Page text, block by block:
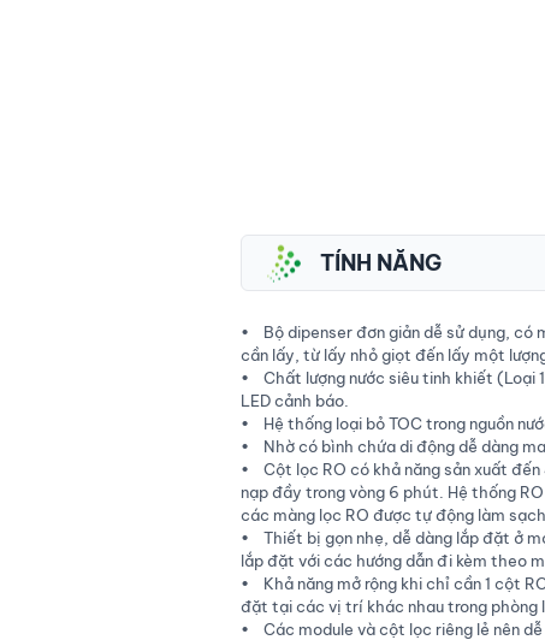
TÍNH NĂNG
• Bộ dipenser đơn giản dễ sử dụng, có
cần lấy, từ lấy nhỏ giọt đến lấy một
• Chất lượng nước siêu tinh khiết (Loại
LED cảnh báo.
• Hệ thống loại bỏ TOC trong nguồn
• Nhờ có bình chứa di động dễ dàng
• Cột lọc RO có khả năng sản xuất
nạp đầy trong vòng 6 phút. Hệ thống
các màng lọc RO được tự động làm sạch.
• Thiết bị gọn nhẹ, dễ dàng lắp đặt ở
lắp đặt với các hướng dẫn đi kèm theo
• Khả năng mở rộng khi chỉ cần 1 cột
đặt tại các vị trí khác nhau trong phòng
• Các module và cột lọc riêng lẻ nên